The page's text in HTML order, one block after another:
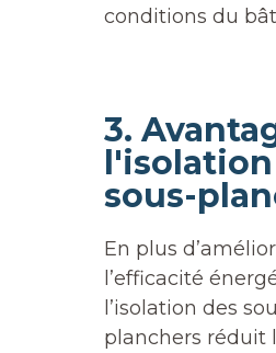
conditions du
3.
sous-
En plus
l’efficacité
l’isolation des
planchers réduit